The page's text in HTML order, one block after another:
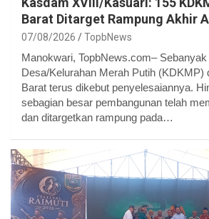
Barat Ditarget Rampung Akhir
07/08/2026 TopbNews
Manokwari, TopbNews.com–
Desa/Kelurahan Merah Putih (KDKMP)
Barat terus dikebut penyelesaiannya.
sebagian besar pembangunan telah
dan ditargetkan rampung pada…